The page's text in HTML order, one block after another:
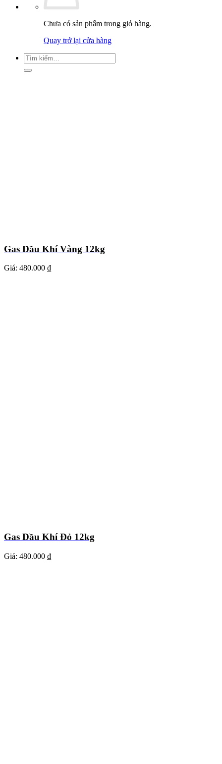
Chưa có sản phẩm trong giỏ hàng.
Quay trở lại cửa hàng
Tìm
kiếm:
Gas Dầu Khí Vàng 12kg
Giá: 480.000 ₫
Gas Dầu Khí Đỏ 12kg
Giá: 480.000 ₫